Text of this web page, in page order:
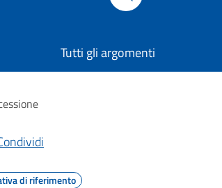
Tutti gli argomenti
di riferimento